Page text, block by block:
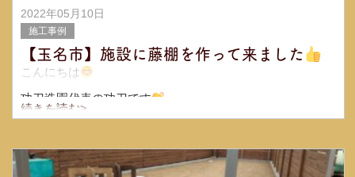
2022年05月10日
施工事例
【玉名市】施設に藤棚を作って来ました
こんにちは
功刀造園代表の功刀です
私が管理してます老人ホームのお庭に藤棚を作って来まし
たὠ
続きを読む>